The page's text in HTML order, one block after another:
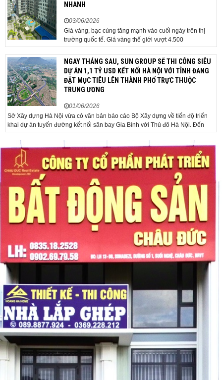
NHANH
03/06/2026
Giá vàng, bạc cùng tăng mạnh vào cuối ngày trên thị
trường quốc tế. Giá vàng thế giới vượt 4.500
USD/ounce. Cuối ngày 2-6, giá vàng hôm nay trên thị
trường quốc tế được giao dịch ở mức 4.520
USD/ounce, tăng khoảng 35 USD/ounce so với buổi
sáng. Trong phiên, có thời điểm giá vàng...
NGAY THÁNG SAU, SUN GROUP SẼ THI CÔNG SIÊU
DỰ ÁN 1,1 TỶ USD KẾT NỐI HÀ NỘI VỚI TỈNH ĐANG
ĐẶT MỤC TIÊU LÊN THÀNH PHỐ TRỰC THUỘC
TRUNG ƯƠNG
01/06/2026
Sở Xây dựng Hà Nội vừa có văn bản báo cáo Bộ Xây dựng về tiến độ triển
khai dự án tuyến đường kết nối sân bay Gia Bình với Thủ đô Hà Nội. Đến
nay, công tác giải phóng mặt bằng và chuẩn bị đầu tư của dự án đã ghi nhận
nhiều kết...